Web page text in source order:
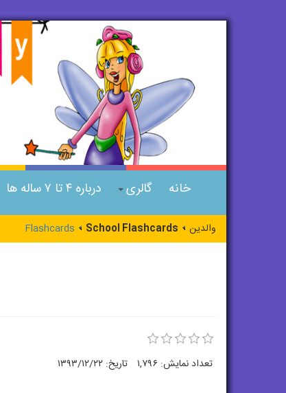
خانه گالری درباره ۴ تا ۷ ساله ها
والدین Flashcards School Flashcards
تعداد نمایش: ۱,۷۹۶ تاریخ: ۱۳۹۳/۱۲/۲۲